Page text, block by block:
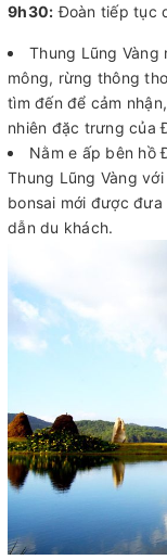
9h30: Đoàn tiếp tục
Thung Lũng
mông, rừng thông
tìm đến để cảm
nhiên đặc trưng của
Nằm e ấp bên hồ
Thung Lũng Vàng
bonsai mới được
dẫn du khách.